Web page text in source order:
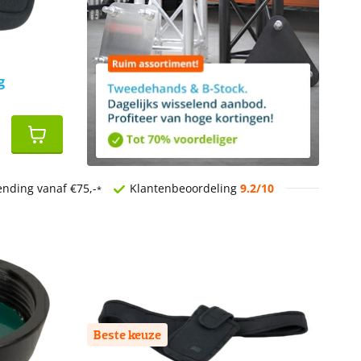
vanaf €75,-* Klantenbeoordeling 9.2/10
Beste keuze